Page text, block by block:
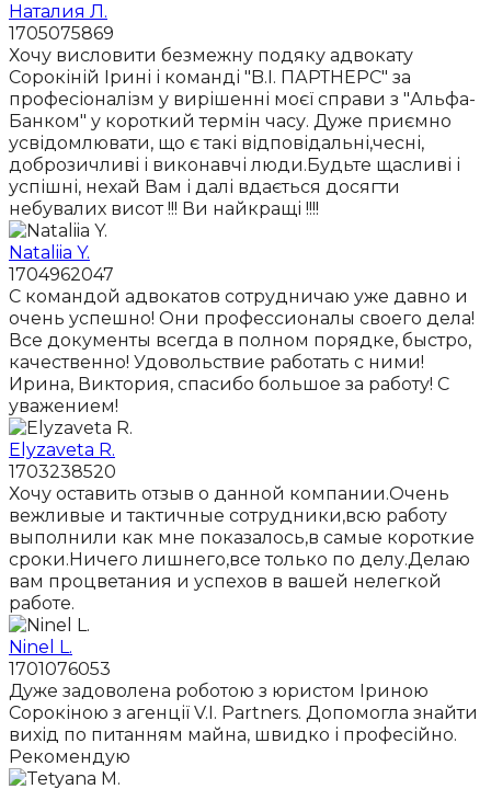
Наталия Л.
1705075869
Хочу висловити безмежну подяку адвокату
Сорокіній Ірині і команді "B.I. ПАРТНЕРС" за
професіоналізм у вирішенні моєї справи з "Альфа-
Банком" у короткий термін часу. Дуже приємно
усвідомлювати, що є такі відповідальні,чесні,
доброзичливі і виконавчі люди.Будьте щасливі і
успішні, нехай Вам і далі вдається досягти
небувалих висот !!! Ви найкращі !!!!
Nataliia Y.
1704962047
С командой адвокатов сотрудничаю уже давно и
очень успешно! Они профессионалы своего дела!
Все документы всегда в полном порядке, быстро,
качественно! Удовольствие работать с ними!
Ирина, Виктория, спасибо большое за работу! С
уважением!
Elyzaveta R.
1703238520
Хочу оставить отзыв о данной компании.Очень
вежливые и тактичные сотрудники,всю работу
выполнили как мне показалось,в самые короткие
сроки.Ничего лишнего,все только по делу.Делаю
вам процветания и успехов в вашей нелегкой
работе.
Ninel L.
1701076053
Дуже задоволена роботою з юристом Іриною
Сорокіною з агенції V.I. Partners. Допомогла знайти
вихід по питанням майна, швидко і професійно.
Рекомендую